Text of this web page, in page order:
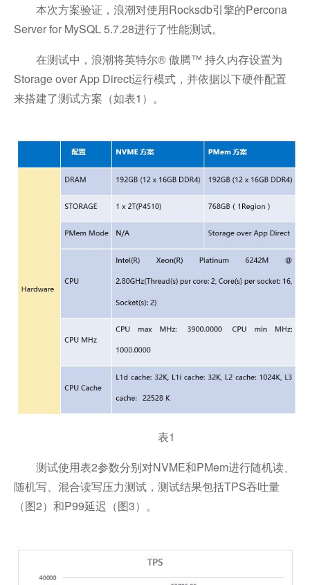
本次方案验证，浪潮对使用Rocksdb引擎的Percona
Server for MySQL 5.7.28进行了性能测试。
在测试中，浪潮将英特尔® 傲腾™ 持久内存设置为
Storage over App Direct运行模式，并依据以下硬件配置
来搭建了测试方案（如表1）。
表1
测试使用表2参数分别对NVME和PMem进行随机读、
随机写、混合读写压力测试，测试结果包括TPS吞吐量
（图2）和P99延迟（图3）。